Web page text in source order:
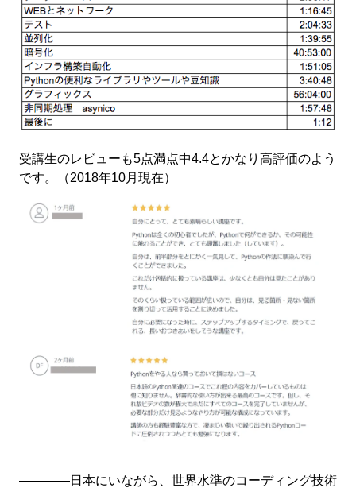
受講生のレビューも5点満点中4.4とかなり高評価のよう
です。（2018年10月現在）
――――日本にいながら、世界水準のコーディング技術